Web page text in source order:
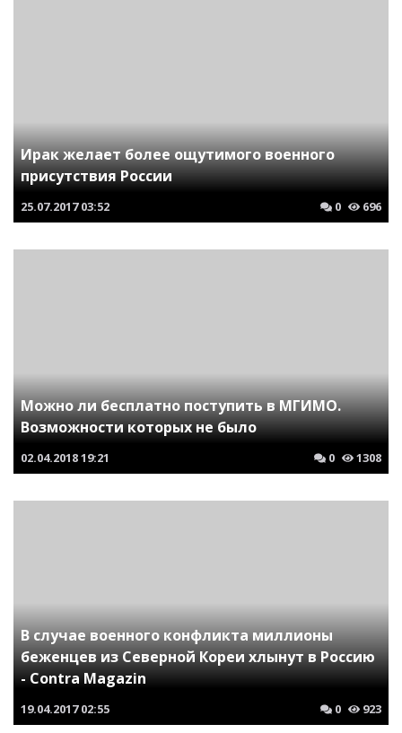
Ирак желает более ощутимого военного
присутствия России
25.07.2017 03:52 0 696
Можно ли бесплатно поступить в МГИМО.
Возможности которых не было
02.04.201819:21 0 1308
В случае военного конфликта миллионы
беженцев из Северной Кореи хлынут в Россию
- Contra Magazin
19.04.2017 02:55 0 923